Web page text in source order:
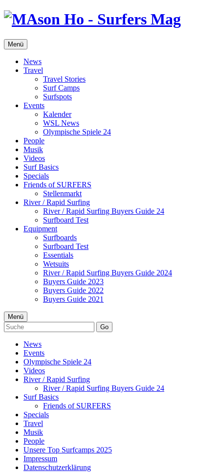
Menü
News
Travel
Travel Stories
Surf Camps
Surfspots
Events
Kalender
WSL News
Olympische Spiele 24
People
Musik
Videos
Surf Basics
Specials
Friends of SURFERS
Stellenmarkt
River / Rapid Surfing
River / Rapid Surfing Buyers Guide 24
Surfboard Test
Equipment
Surfboards
Surfboard Test
Essentials
Wetsuits
River / Rapid Surfing Buyers Guide 2024
Buyers Guide 2023
Buyers Guide 2022
Buyers Guide 2021
Menü
Go
News
Events
Olympische Spiele 24
Videos
River / Rapid Surfing
River / Rapid Surfing Buyers Guide 24
Surf Basics
Friends of SURFERS
Specials
Travel
Musik
People
Unsere Top Surfcamps 2025
Impressum
Datenschutzerklärung